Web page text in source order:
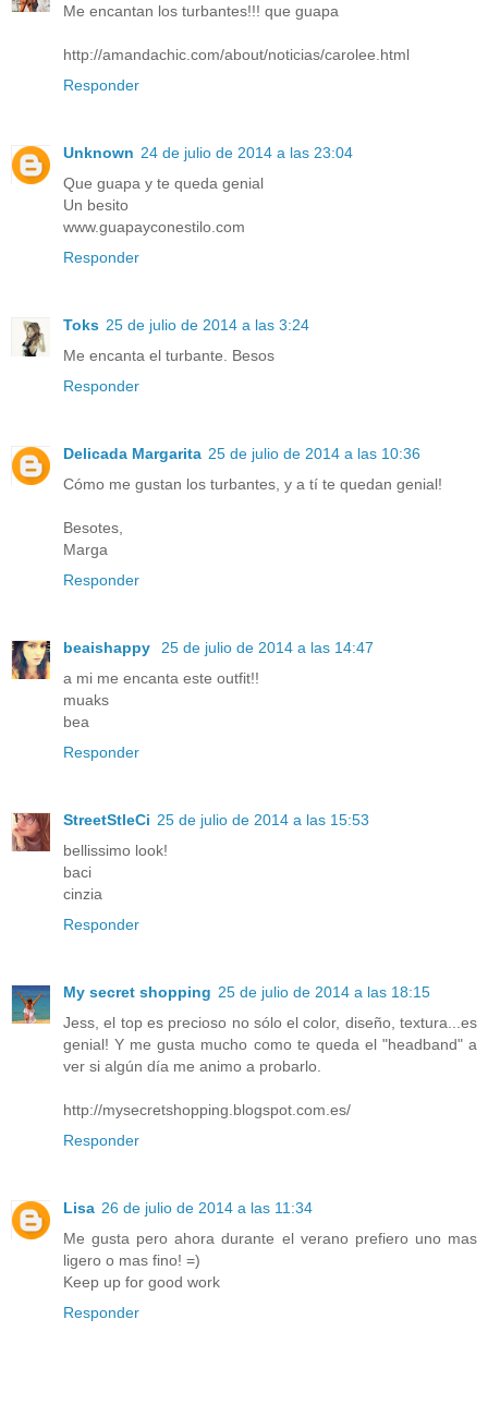
Me encantan los turbantes!!! que guapa
http://amandachic.com/about/noticias/carolee.html
Responder
Unknown 24 de julio de 2014 a las 23:04
Que guapa y te queda genial
Un besito
www.guapayconestilo.com
Responder
Toks 25 de julio de 2014 a las 3:24
Me encanta el turbante. Besos
Responder
Delicada Margarita 25 de julio de 2014 a las 10:36
Cómo me gustan los turbantes, y a tí te quedan genial!
Besotes,
Marga
Responder
beaishappy
25 de julio de 2014 a las 14:47
a mi me encanta este outfit!!
muaks
bea
Responder
StreetStleCi 25 de julio de 2014 a las 15:53
bellissimo look!
baci
cinzia
Responder
My secret shopping 25 de julio de 2014 a las 18:15
Jess, el top es precioso no sólo el color, diseño, textura...es
genial! Y me gusta mucho como te queda el "headband" a
ver si algún día me animo a probarlo.
http://mysecretshopping.blogspot.com.es/
Responder
Lisa 26 de julio de 2014 a las 11:34
Me gusta pero ahora durante el verano prefiero uno mas
ligero o mas fino! =)
Keep up for good work
Responder